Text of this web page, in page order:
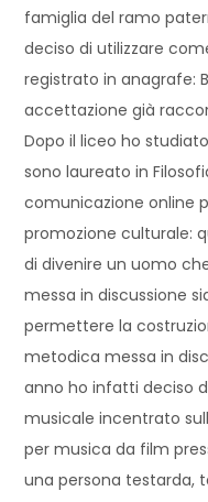
famiglia del ramo
deciso di utilizzare
registrato in anagrafe:
accettazione già
Dopo il liceo ho
sono laureato in
comunicazione online
promozione culturale:
di divenire un uomo
messa in discussione
permettere la
metodica messa in
anno ho infatti deciso
musicale incentrato
per musica da film
una persona testarda,